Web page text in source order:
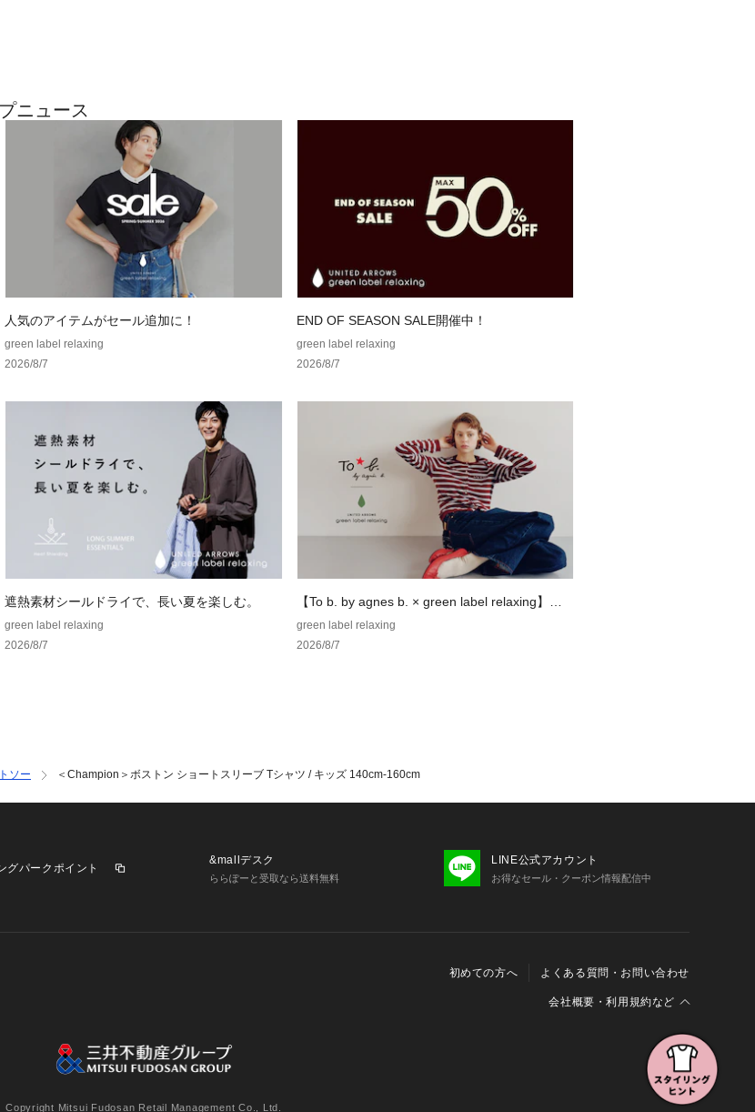
1919年ニューヨーク州ロチェスターで二人の兄弟がニッ
日本でも「キング オブ スウェットシャツ」のブランド
として広く浸透し、一つ一つのディテールにこだわるク
ラフトマンシップは現在も受け継がれ、多くのファンに
【注意事項】
※商品に「取り扱い上の注意書き」、「洗濯表示」がご
※商品画像は、光の当たり具合やパソコンなどの閲覧環
境により、実際の色味と異なって見える場合がございま
※商品の色味の目安は、商品単体の画像をご参照くださ
店舗へお問い合わせの際は、全国のgreen label relaxing
各店舗まで下記の品名/品番をお申し付けください。
品名：◆TJ CP ﾎﾞｽﾄﾝ S/S TEE 品番：38674000007
ニュース
人気のアイテムがセール追加に！
green label relaxing
2026/8/7
END OF SEASON SALE開催中！
green label relaxing
2026/8/7
遮熱素材シールドライで、長い夏を楽しむ。
green label relaxing
2026/8/7
【To b. by agnes b. × green label relaxing】コ
ラボレーションアイテム
green label relaxing
2026/8/7
ソー ＜Champion＞ボストン ショートスリーブ Tシャツ / キッズ 140cm-160cm
グパークポイント
&mallデスク
ららぽーと受取なら送料無料
LINE公式アカウント
お得なセール・クーポン情報配信中
初めての方へ よくある質問・お問い合わせ
会社概要・利用規約など
特定商取引に関する法律に基づく表示
報保護方針 個人情報の取り扱いについて
Cookieおよびアクセスログについて
三井不動産グループ ソーシャルメディアガイドライン
Copyright Mitsui Fudosan Retail Management Co., Ltd.